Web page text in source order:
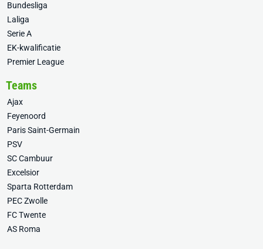
Bundesliga
Laliga
Serie A
EK-kwalificatie
Premier League
Teams
Ajax
Feyenoord
Paris Saint-Germain
PSV
SC Cambuur
Excelsior
Sparta Rotterdam
PEC Zwolle
FC Twente
AS Roma